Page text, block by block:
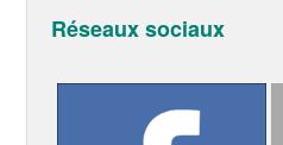
Réseaux sociaux